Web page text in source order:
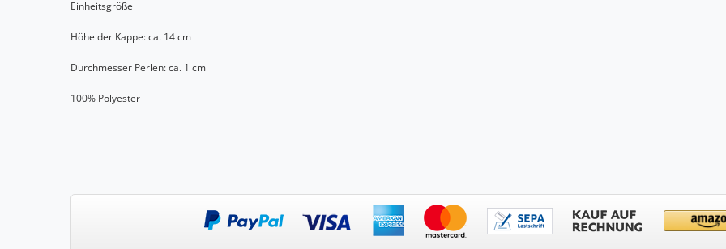
Einheitsgröße
Höhe der Kappe: ca. 14 cm
Durchmesser Perlen: ca. 1 cm
100% Polyester